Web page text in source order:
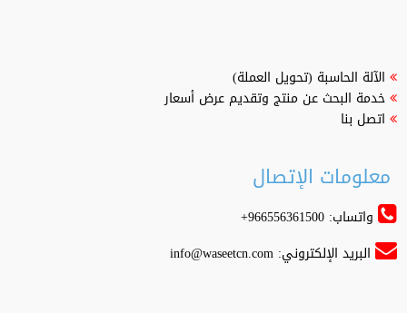
الآلة الحاسبة (تحويل العملة)
خدمة البحث عن منتج وتقديم عرض أسعار
اتصل بنا
معلومات الإتصال
واتساب: 966556361500+
البريد الإلكتروني:info@waseetcn.com